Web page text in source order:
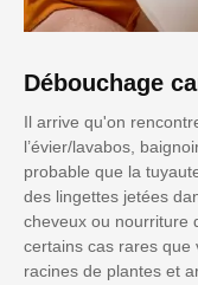
Débouchage
Il arrive qu'on
l’évier/lavabos,
probable que la
des lingettes jetées
cheveux ou nourriture
certains cas rares que
racines de plantes et